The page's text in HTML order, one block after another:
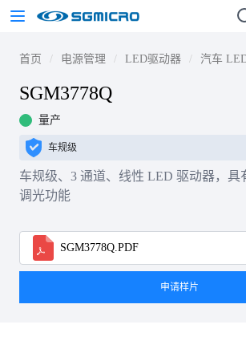
首页 电源管理 LED驱动器 汽车
SGM3778Q
量产
车规级
车规级、3 通道、线性 LED 驱动器，具
调光功能
SGM3778Q.PDF
申请样片